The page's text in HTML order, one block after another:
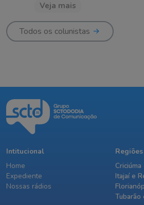
Veja mais
Todos os colunistas
Intitucional
Home
Expediente
Nossas rádios
Regiões
Itajaí e
Tubarão